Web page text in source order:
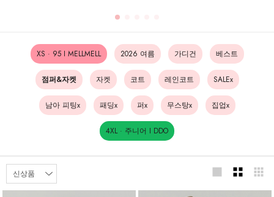
XS · 95 I MELLMELL 2026 여름 가디건 베스트
점퍼&자켓 자켓 코트 레인코트 SALEx
남아 피팅x 패딩x 퍼x 무스탕x 집업x
4XL · 주니어 I DDO